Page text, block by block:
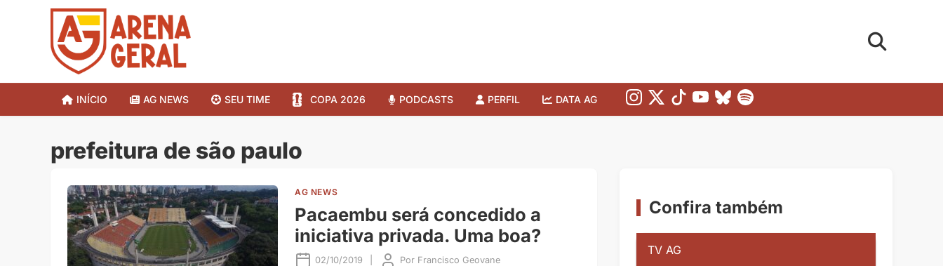
INÍCIO AG NEWS SEU TIME COPA 2026 PODCASTS PERFIL DATA AG
prefeitura de são paulo
AG NEWS
Pacaembu será concedido a
iniciativa privada. Uma boa?
02/10/2019 Por Francisco Geovane
Confira também
TV AG